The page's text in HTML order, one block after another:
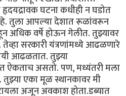
घटना कधीही न घडोत
तुला आपल्या देशात रूळांवरून
अधिक वर्षे होऊन गेलीत. तुझ्यावर
सरकारी यंत्रणांमध्ये आढळणारे
आढळतात. तुझ्या
असतो. पण, मध्यंतरी मला
एका मूळ स्थानकावर मी
अजून अवकाश होता.डब्यात